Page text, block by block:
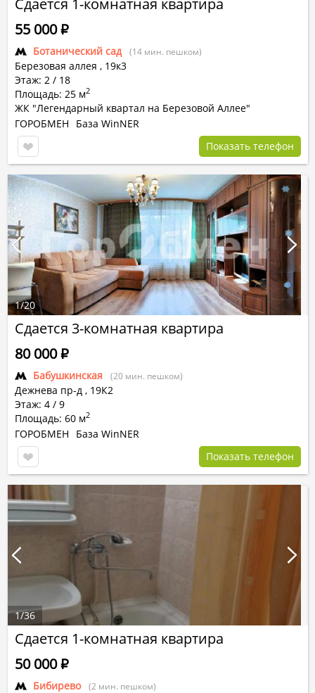
Сдается 1-комнатная квартира
Ботанический сад (14 мин. пешком)
Березовая аллея , 19к3
Этаж: 2 / 18
Площадь: 25 м2
ЖК "Легендарный квартал на Березовой Аллее"
55 000Р
ГОРОБМЕН
База WinNER
Показать телефон
Сдается 3-комнатная квартира
Бабушкинская (20 мин. пешком)
Дежнева пр-д , 19К2
Этаж: 4 / 9
Площадь: 60 м2
80 000Р
ГОРОБМЕН
База WinNER
Показать телефон
1/20
Сдается 1-комнатная квартира
Бибирево (2 мин. пешком)
50 000Р
1/36